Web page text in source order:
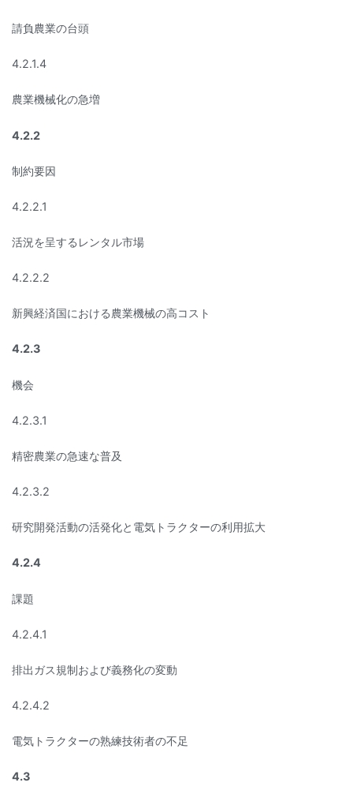
請負農業の台頭
4.2.1.4
農業機械化の急増
4.2.2
制約要因
4.2.2.1
活況を呈するレンタル市場
4.2.2.2
新興経済国における農業機械の高コスト
4.2.3
機会
4.2.3.1
精密農業の急速な普及
4.2.3.2
研究開発活動の活発化と電気トラクターの利用拡大
4.2.4
課題
4.2.4.1
排出ガス規制および義務化の変動
4.2.4.2
電気トラクターの熟練技術者の不足
4.3